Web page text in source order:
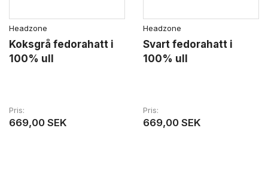
Headzone
Koksgrå fedorahatt i
100% ull
Pris
669,00 SEK
Headzone
Svart fedorahatt i
100% ull
Pris
669,00 SEK